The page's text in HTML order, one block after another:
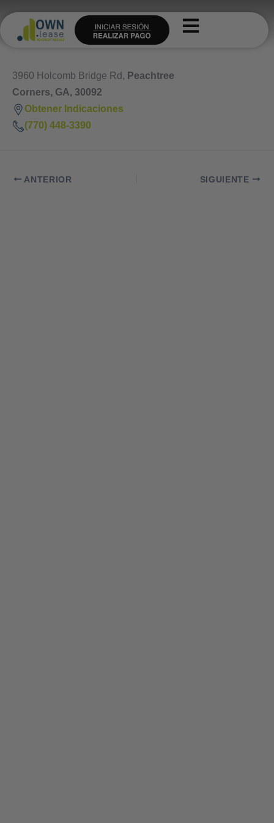
al
contenido
3960 Holcomb Bridge Rd, Peachtree
Corners, GA, 30092
Obtener Indicaciones
(770) 448-3390
ANTERIOR SIGUIENTE